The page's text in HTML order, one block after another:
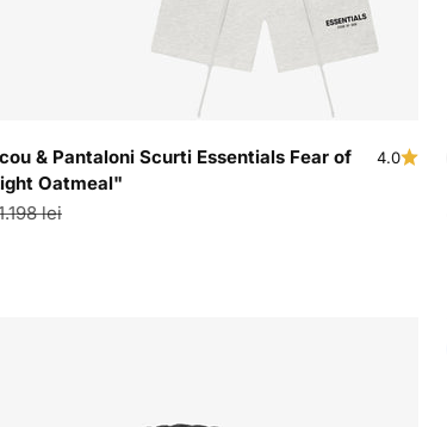
& Pantaloni Scurti Essentials Fear of
Oatmeal"
4.0
normal
lei